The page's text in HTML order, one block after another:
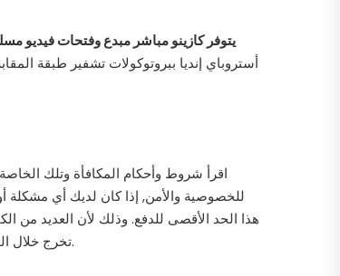
يتوفر كازينو مباشر مبدع وفتحات فيديو
أستروباي إنديا ببروتوكولات تشفير طبقة
اقرأ شروط وأحكام المكافأة وتلك
هذا الحد الأقصى للدفع. وذلك لأن العديد من
تخرج خلال المباراة ، تحدي بناكل جواكر لجعلها أسرع ينصح اللاعبون باستخدام المحافظ الإلكترونية حيث يقوم الكازينو بمعالجة هذه المدفوعات في نفس اليوم.